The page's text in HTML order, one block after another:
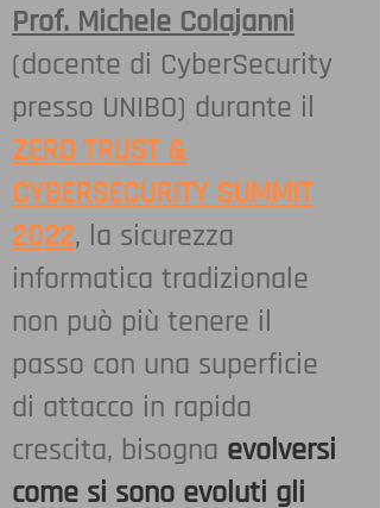
Prof. Michele Colajanni
(docente di CyberSecurity
presso UNIBO) durante il
ZERO TRUST &
CYBERSECURITY SUMMIT
2022, la sicurezza
informatica tradizionale
non può più tenere il
passo con una superficie
di attacco in rapida
crescita, bisogna evolversi
come si sono evoluti gli